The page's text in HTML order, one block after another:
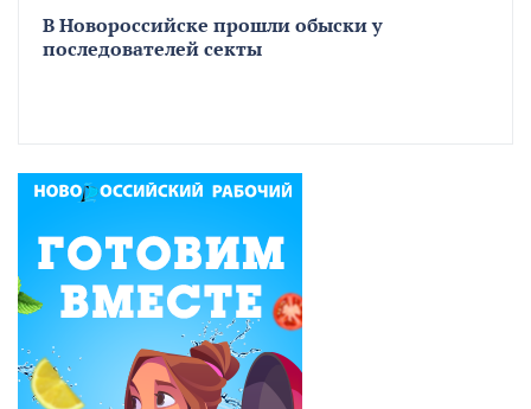
В Новороссийске прошли обыски у
последователей секты